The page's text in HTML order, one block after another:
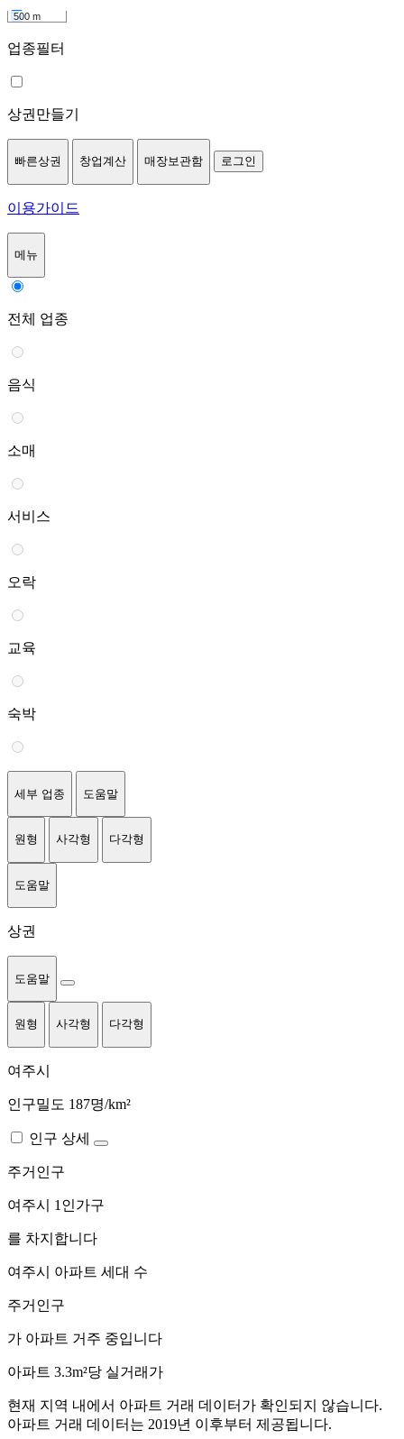
500 m
업종필터
상권만들기
빠른상권 창업계산 매장보관함 로그인
이용가이드
메뉴
전체 업종
음식
소매
서비스
오락
교육
숙박
세부 업종 도움말
원형 사각형 다각형
도움말
상권
도움말
원형 사각형 다각형
여주시
인구밀도 187명/km²
인구 상세
주거인구
여주시 1인가구
를 차지합니다
여주시 아파트 세대 수
주거인구
가 아파트 거주 중입니다
아파트 3.3m²당 실거래가
현재 지역 내에서 아파트 거래 데이터가 확인되지 않습니다.
아파트 거래 데이터는 2019년 이후부터 제공됩니다.